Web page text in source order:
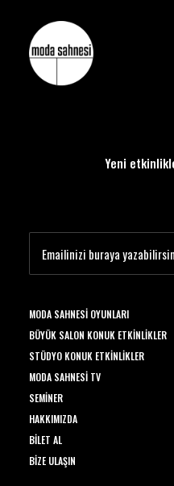
Yeni
MODA SAHNESI OYUNLARI
BÜYÜK SALON KONUK ETKINLIKLER
STÜDYO KONUK ETKINLIKLER
MODA SAHNESI TV
SEMINER
HAKKIMIZDA
BILET AL
BIZE ULAŞIN